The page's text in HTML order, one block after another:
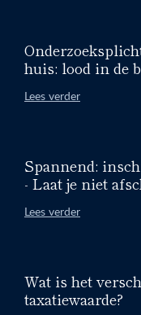
huis: lood in de
Lees verder
Spannend:
- Laat je niet
Lees verder
Wat is het
taxatiewaarde?